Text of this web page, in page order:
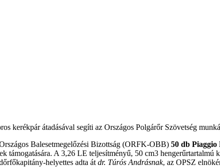
kerékpár átadásával segíti az Országos Polgárőr Szövetség
Balesetmegelőzési Bizottság (ORFK-OBB) 50 db
támogatására. A 3,26 LE teljesítményű, 50 cm3
helyettes adta át dr. Túrós Andrásnak, az OPSZ